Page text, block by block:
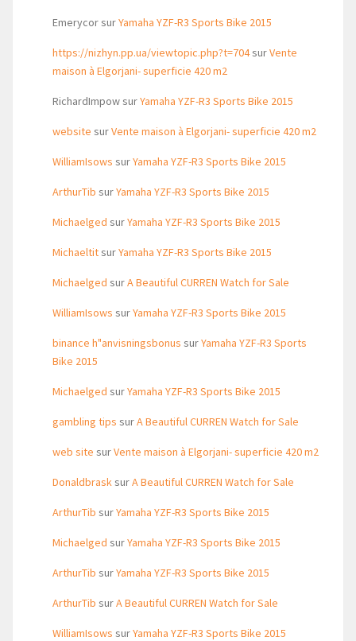
EmerycorsurYamaha YZF-R3 Sports Bike 2015
https://nizhyn.pp.ua/viewtopic.php?t=704surVente
maison à Elgorjani- superficie 420 m2
RichardImpowsurYamaha YZF-R3 Sports Bike 2015
website surVente maison à Elgorjani- superficie 420 m2
WilliamIsows surYamaha YZF-R3 Sports Bike 2015
ArthurTib surYamaha YZF-R3 Sports Bike 2015
Michaelged surYamaha YZF-R3 Sports Bike 2015
MichaeltitsurYamaha YZF-R3 Sports Bike 2015
Michaelged surA Beautiful CURREN Watch for Sale
WilliamIsows surYamaha YZF-R3 Sports Bike 2015
binance h"anvisningsbonus surYamaha YZF-R3 Sports
Bike 2015
Michaelged surYamaha YZF-R3 Sports Bike 2015
gambling tips surA Beautiful CURREN Watch for Sale
web site surVente maison à Elgorjani- superficie 420 m2
DonaldbrasksurA Beautiful CURREN Watch for Sale
ArthurTib surYamaha YZF-R3 Sports Bike 2015
Michaelged surYamaha YZF-R3 Sports Bike 2015
ArthurTib surYamaha YZF-R3 Sports Bike 2015
ArthurTib surA Beautiful CURREN Watch for Sale
WilliamIsows surYamaha YZF-R3 Sports Bike 2015